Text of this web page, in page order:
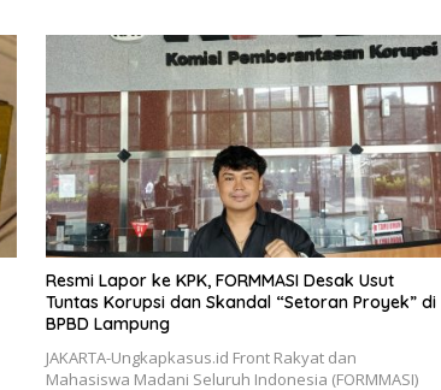
Resmi Lapor ke KPK, FORMMASI Desak Usut
Tuntas Korupsi dan Skandal “Setoran Proyek” di
BPBD Lampung
JAKARTA-Ungkapkasus.id Front Rakyat dan
Mahasiswa Madani Seluruh Indonesia (FORMMASI)